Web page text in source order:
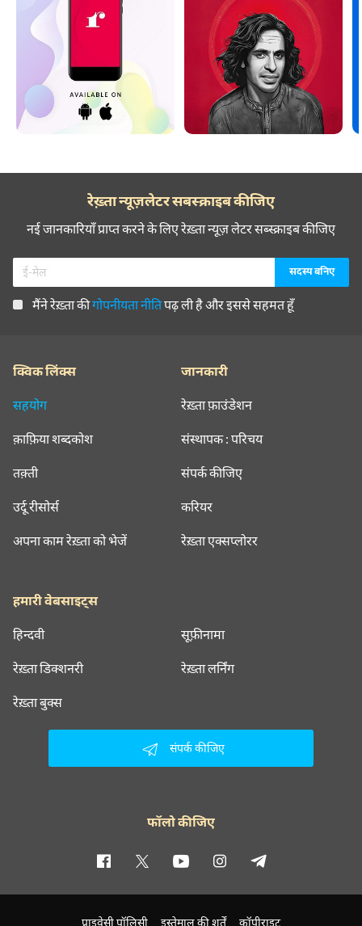
रेख़्ता न्यूज़लेटर सबस्क्राइब कीजिए
नई जानकारियाँ प्राप्त करने के लिए रेख़्ता न्यूज़ लेटर सब्स्क्राइब कीजिए
मैंने रेख़्ता कीगोपनीयता नीतिपढ़ ली है और इससे सहमत हूँ
क्विक लिंक्स
सहयोग
क़ाफ़िया शब्दकोश
तक़्ती
उर्दू रीसोर्स
अपना काम रेख़्ता को भेजें
जानकारी
रेख़्ता फ़ाउंडेशन
संस्थापक : परिचय
संपर्क कीजिए
करियर
रेख़्ता एक्सप्लोरर
हमारी वेबसाइट्स
हिन्दवी सूफ़ीनामा
रेख़्ता डिक्शनरी रेख़्ता लर्निंग
रेख़्ता बुक्स
संपर्क कीजिए
फॉलो कीजिए
प्राइवेसी पॉलिसी इस्तेमाल की शर्तें कॉपीराइट